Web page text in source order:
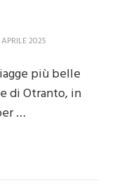
2025
più belle
di Otranto, in
…